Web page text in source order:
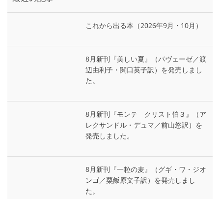
これから出る本（2026年9月・10月）
8月新刊『美しい夏』（パヴェーゼ／渡
辺由利子・関口英子訳）を発売しまし
た。
8月新刊『モンテ゠クリスト伯３』（ア
レクサンドル・デュマ／前山悠訳）を
発売しました。
8月新刊『一粒の麦』（グギ・ワ・ジオ
ンゴ／粟飯原文子訳）を発売しまし
た。